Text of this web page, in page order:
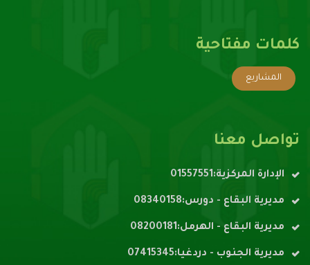
كلمات مفتاحية
المشاريع
تواصل معنا
الإدارة المركزية:01557551
مديرية البقاع - دورس:08340158
مديرية البقاع - الهرمل:08200181
مديرية الجنوب - دردغيا:07415345